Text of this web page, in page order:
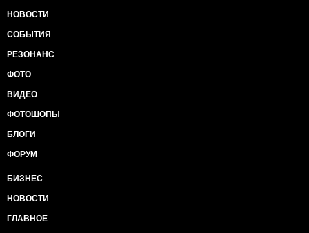
НОВОСТИ
СОБЫТИЯ
РЕЗОНАНС
ФОТО
ВИДЕО
ФОТОШОПЫ
БЛОГИ
ФОРУМ
БИЗНЕС
НОВОСТИ
ГЛАВНОЕ